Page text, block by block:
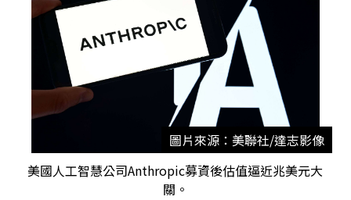
圖片來源：美聯社/達志影像
美國人工智慧公司Anthropic募資後估值逼近兆美元大
關。